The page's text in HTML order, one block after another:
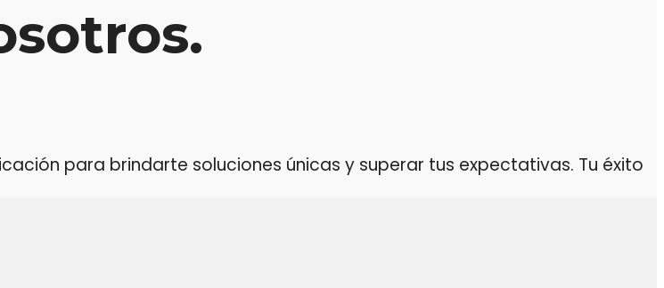
para brindarte soluciones únicas y superar tus expectativas. Tu éxito